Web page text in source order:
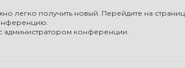
легко получить новый. Перейдите на
администратором конференции.